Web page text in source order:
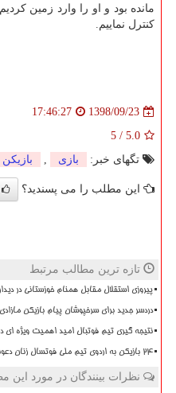
مانده بود و او را وارد زمین
كنترل نماییم.
1398/09/23
17:46:27
5.0
/
5
تگهای خبر:
بازی , بازیكن
این مطلب را می پسندید؟
تازه ترین مطالب مرتبط
پیروزی استقلال مقابل همنام خوزستانی در
دردسر جدید برای سرخپوشان پیام بازیکن
نتیجه گیری تیم فوتبال امید اهمیت ویژه ای
۲۴ بازیکن به اردوی تیم ملی فوتسال زنان دعوت شدند
نظرات بینندگان در مورد این